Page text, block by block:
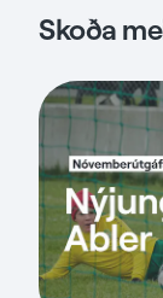
Skoða